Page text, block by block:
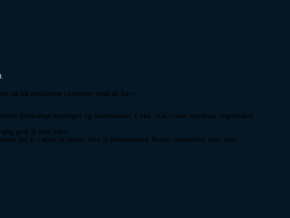
gå på opdagelse i sammen med dit barn.
forskellige tegninger og illustrationer. F.eks. skal i tælle regnbuer, regndråber
godt til små børn.
det er i løbet af dagen eller til aftenputning. Bogen indeholder som sagt